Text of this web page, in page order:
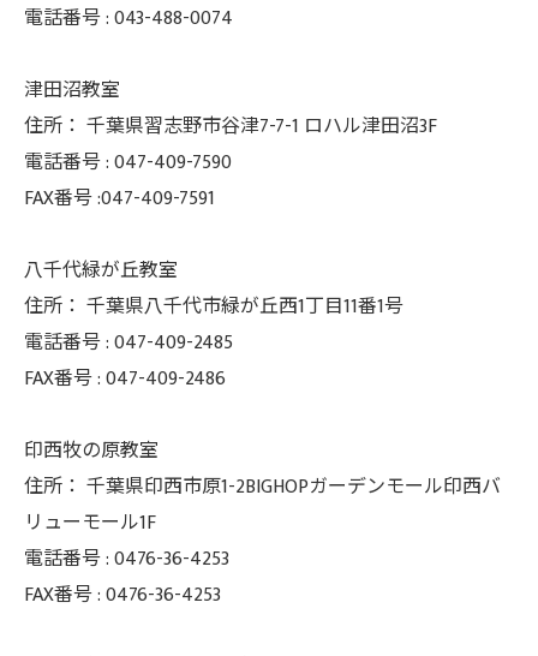
電話番号 :043-488-0074
津田沼教室
住所： 千葉県習志野市谷津7-7-1 ロハル津田沼3F
電話番号 :047-409-7590
FAX番号 :047-409-7591
八千代緑が丘教室
住所： 千葉県八千代市緑が丘西1丁目11番1号
電話番号 :047-409-2485
FAX番号 :047-409-2486
印西牧の原教室
住所： 千葉県印西市原1-2BIGHOPガーデンモール印西バ
リューモール1F
電話番号 :0476-36-4253
FAX番号 :0476-36-4253